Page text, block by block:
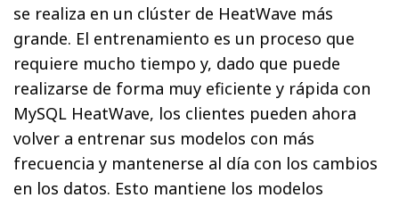
se realiza en un clúster de HeatWave más
grande. El entrenamiento es un proceso que
requiere mucho tiempo y, dado que puede
realizarse de forma muy eficiente y rápida con
MySQL HeatWave, los clientes pueden ahora
volver a entrenar sus modelos con más
frecuencia y mantenerse al día con los cambios
en los datos. Esto mantiene los modelos